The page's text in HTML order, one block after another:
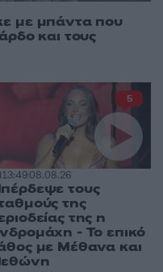
με μπάντα που
και τους
13:4908.08.26
τους
της
της η
- Το επικό
με Μέθανα και
5